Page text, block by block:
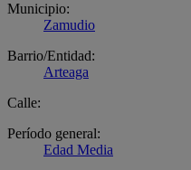
Municipio:
Zamudio
Barrio/Entidad:
Arteaga
Calle:
Período general:
Edad Media